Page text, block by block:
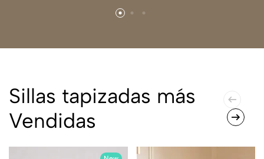
Sillas tapizadas más
Vendidas